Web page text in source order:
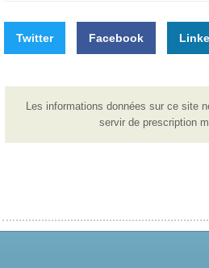
Twitter Facebook
Les informations données sur ce site
servir de prescription